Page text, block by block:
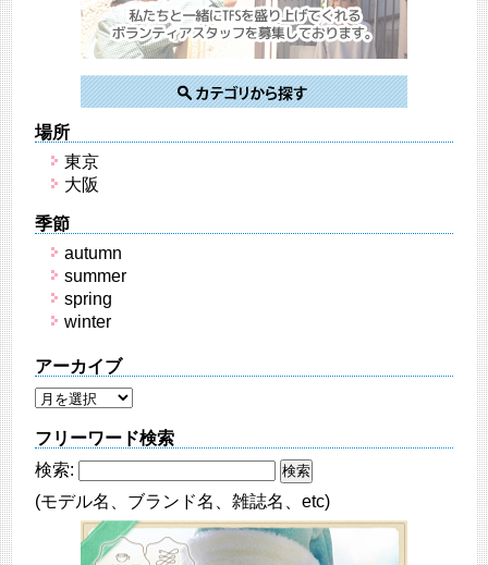
場所
東京
大阪
季節
autumn
summer
spring
winter
アーカイブ
フリーワード検索
検索:
(モデル名、ブランド名、雑誌名、etc)